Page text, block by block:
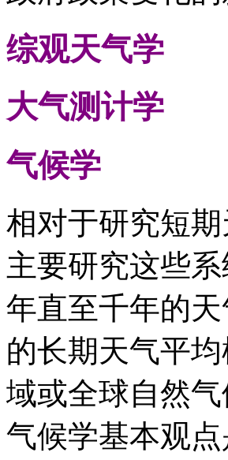
综观天气学
大气测计学
气候学
相对于研究短
主要研究这些
年直至千年的
的长期天气平
域或全球自然
气候学基本观